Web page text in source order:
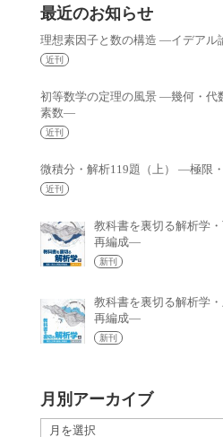
最近のお知らせ
理想素因子と数の構造 —イデア
近刊
初等数学の定理の風景 —幾何・代
素数—
近刊
微積分・解析119題（上） —極限
近刊
教科書を裏切る解析学
再編成—
新刊
教科書を裏切る解析学
再編成—
新刊
月別アーカイブ